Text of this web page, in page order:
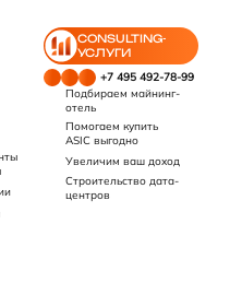
CONSULTING-
УСЛУГИ
Подбираем майнинг-
отель
Помогаем купить
ASIC выгодно
Увеличим ваш доход
Строительство дата-
центров
+7 495 492-78-99